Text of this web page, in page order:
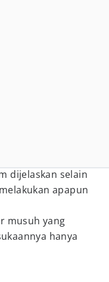
dijelaskan selain
apapun
musuh yang
hanya